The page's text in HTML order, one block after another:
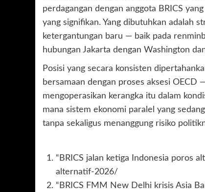
perdagangan dengan anggota BRICS
yang signifikan. Yang dibutuhkan adalah
ketergantungan baru — baik pada
hubungan Jakarta dengan Washington
Posisi yang secara konsisten
bersamaan dengan proses aksesi OECD
mengoperasikan kerangka itu dalam
mana sistem ekonomi paralel yang
tanpa sekaligus menanggung risiko
“BRICS jalan ketiga Indonesia poros
alternatif-2026/
“BRICS FMM New Delhi krisis Asia